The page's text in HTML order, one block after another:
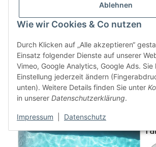
Ablehnen
Wie wir Cookies & Co nutzen
Durch Klicken auf „Alle akzeptieren“
Einsatz folgender Dienste auf unserer
Vimeo, Google Analytics, Google Ads. Sie
Einstellung jederzeit ändern
unten). Weitere Details finden Sie unter
in unserer Datenschutzerklärung.
Impressum Datenschutz
9,4 m
Beckentiefe:1,2 m oder 1,5 m